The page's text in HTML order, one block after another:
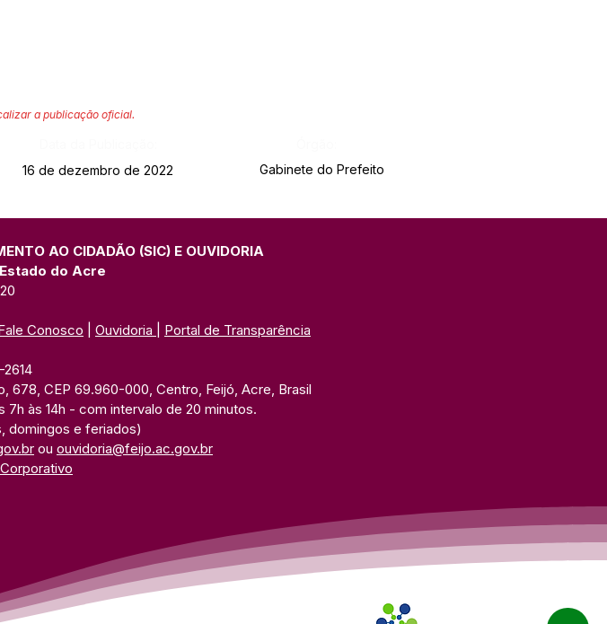
a publicação oficial.
16 de dezembro de 2022 Gabinete do Prefeito
AO CIDADÃO (SIC) E OUVIDORIA
do Acre
Conosco Ouvidoria Portal de Transparência
678, CEP 69.960-000, Centro, Feijó, Acre, Brasil
7h às 14h - com intervalo de 20 minutos.
domingos e feriados)
ou ouvidoria@feijo.ac.gov.br